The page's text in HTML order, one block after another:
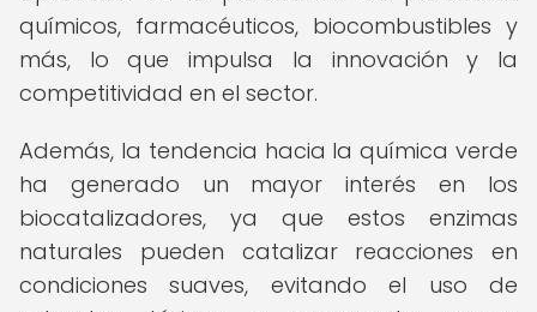
químicos, farmacéuticos, biocombustibles y
más, lo que impulsa la innovación y la
competitividad en el sector.
Además, la tendencia hacia la química verde
ha generado un mayor interés en los
biocatalizadores, ya que estos enzimas
naturales pueden catalizar reacciones en
condiciones suaves, evitando el uso de